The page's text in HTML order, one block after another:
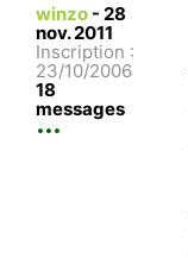
winzo - 28
nov. 2011
Inscription :
23/10/2006
18
messages